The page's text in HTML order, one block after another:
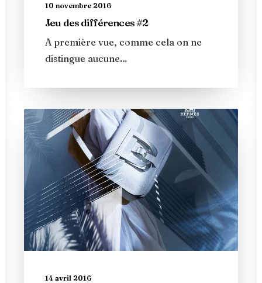
10 novembre 2016
Jeu des différences #2
A première vue, comme cela on ne
distingue aucune…
14 avril 2016